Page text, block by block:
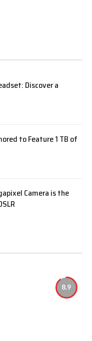
Discover a
to Feature 1 TB of
Camera is the
8.9